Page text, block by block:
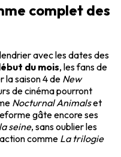
complet des
avec les dates des
du mois, les fans de
la saison 4 de New
de cinéma pourront
Nocturnal Animalset
gâte encore ses
seine, sans oublier les
comme La trilogie